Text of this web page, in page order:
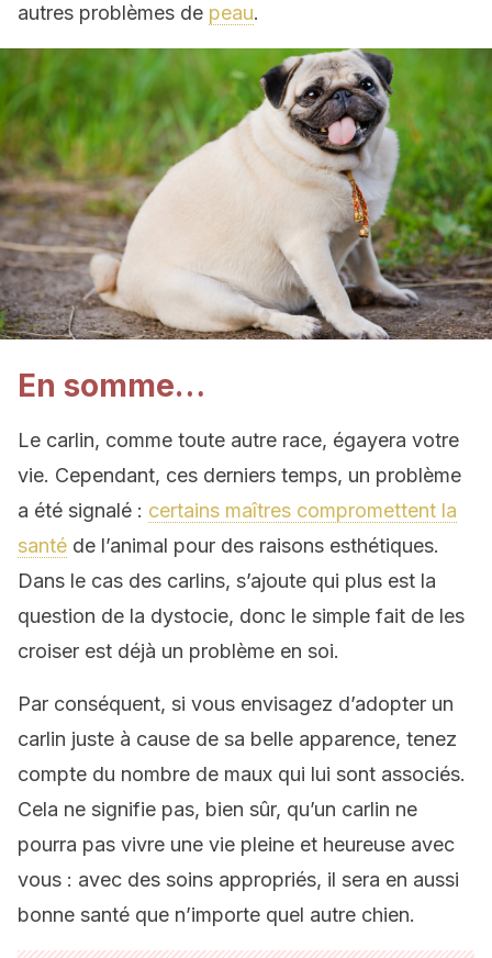
autres problèmes de peau.
En somme…
Le carlin, comme toute autre race, égayera votre
vie. Cependant, ces derniers temps, un problème
a été signalé : certains maîtres compromettent la
santé de l’animal pour des raisons esthétiques.
Dans le cas des carlins, s’ajoute qui plus est la
question de la dystocie, donc le simple fait de les
croiser est déjà un problème en soi.
Par conséquent, si vous envisagez d’adopter un
carlin juste à cause de sa belle apparence, tenez
compte du nombre de maux qui lui sont associés.
Cela ne signifie pas, bien sûr, qu’un carlin ne
pourra pas vivre une vie pleine et heureuse avec
vous : avec des soins appropriés, il sera en aussi
bonne santé que n’importe quel autre chien.